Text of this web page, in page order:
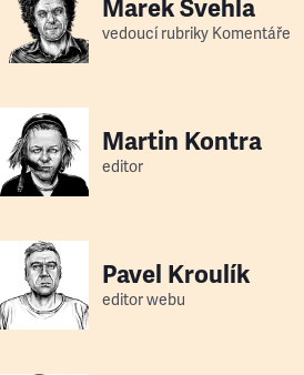
Marek Švehla
vedoucí rubriky Komentáře
Martin Kontra
editor
Pavel Kroulík
editor webu